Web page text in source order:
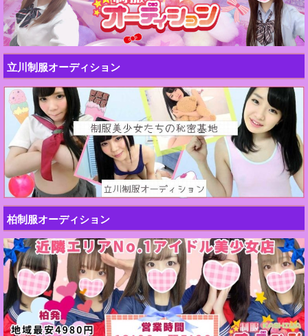
立川制服オーディション
柏制服オーディション